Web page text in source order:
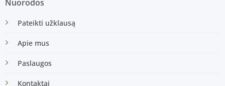
Nuorodos
Pateikti užklausą
Apie mus
Paslaugos
Kontaktai